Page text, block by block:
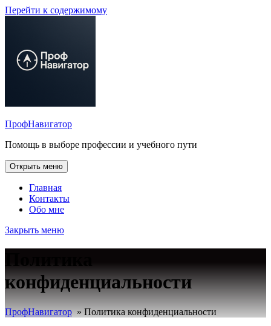
Перейти к содержимому
ПрофНавигатор
Помощь в выборе профессии и учебного пути
Открыть меню
Главная
Контакты
Обо мне
Закрыть меню
конфиденциальности
ПрофНавигатор » Политика конфиденциальности